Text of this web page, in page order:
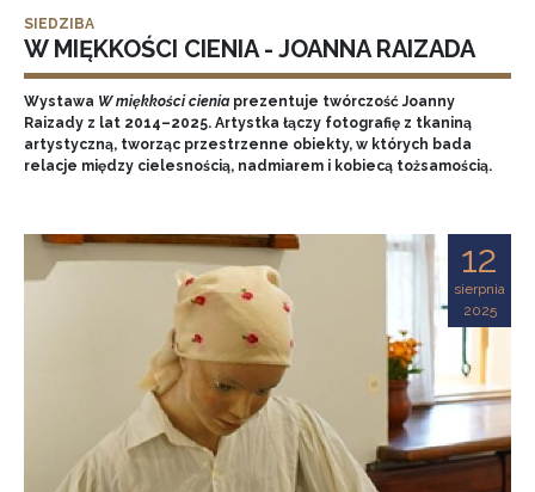
SIEDZIBA
W MIĘKKOŚCI CIENIA - JOANNA RAIZADA
Wystawa W miękkości cieniaprezentuje twórczość Joanny
Raizady z lat 2014–2025. Artystka łączy fotografię z tkaniną
artystyczną, tworząc przestrzenne obiekty, w których bada
relacje między cielesnością, nadmiarem i kobiecą tożsamością.
12
sierpnia
2025